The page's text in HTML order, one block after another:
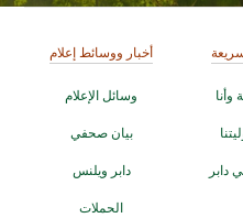
وأنا
دابر
أخبار ووسائط إعلام
وسائل الإعلام
بيان صحفي
دابر ويلنس
الحملات